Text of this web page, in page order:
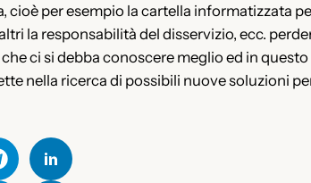
cioè per esempio la cartella informatizzata
la responsabilità del disservizio, ecc.
ci si debba conoscere meglio ed in
nella ricerca di possibili nuove soluzioni